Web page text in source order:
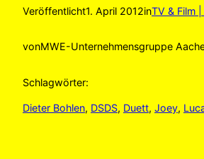
Veröffentlicht1. April 2012inTV & Film
vonMWE-Unternehmensgruppe
Schlagwörter:
Dieter Bohlen, DSDS, Duett, Joey,